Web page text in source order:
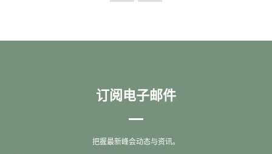
订阅电子邮件
把握最新峰会动态与资讯。